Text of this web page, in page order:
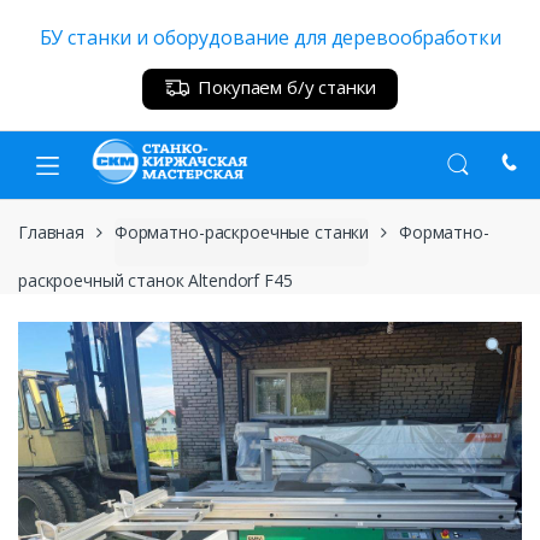
БУ станки и оборудование для деревообработки
Покупаем б/у станки
Главная Форматно-раскроечные станки Форматно-
раскроечный станок Altendorf F45